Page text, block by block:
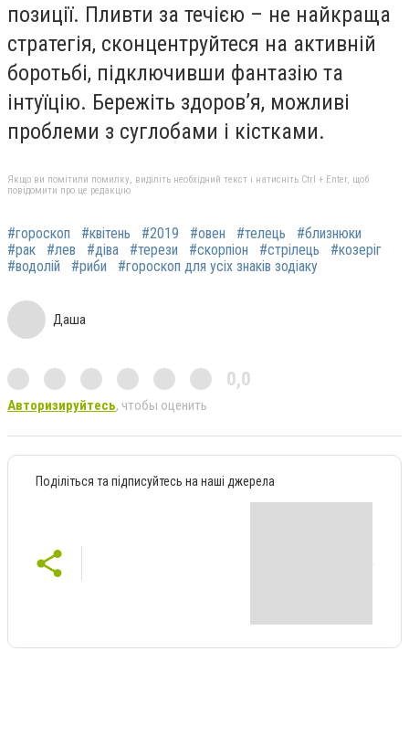
позиції. Пливти за течією – не найкраща
стратегія, сконцентруйтеся на активній
боротьбі, підключивши фантазію та
інтуїцію. Бережіть здоров’я, можливі
проблеми з суглобами і кістками.
Якщо ви помітили помилку, виділіть необхідний текст і натисніть Ctrl + Enter, щоб
повідомити про це редакцію
#гороскоп #квітень #2019 #овен #телець
#близнюки
#рак
#лев #діва #терези #скорпіон #стрілець
#козеріг
#водолій
#риби #гороскоп для усіх знаків зодіаку
Даша
0,0
Авторизируйтесь, чтобы оценить
Поділіться та підписуйтесь на наші джерела